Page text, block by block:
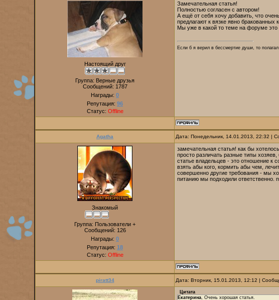
Настоящий друг
Группа: Верные друзья
Сообщений: 1787
Награды: 0
Репутация: 96
Статус: Offline
Замечательная статья!
Полностью согласен с автором!
А ещё от себя хочу добавить, что
предлагают к вязке явно бракованных
Мы уже в какой то теме на форуме это
Если б я верил в бессмертие души, то
Agatha Дата: Понедельник, 14.01.2013, 22:32 |
Знакомый
Группа: Пользователи +
Сообщений: 126
Награды: 0
Репутация: 18
Статус: Offline
замечательная статья! как бы
просто различать разные типы
статье владельцев - это отношение к
взять абы кого, кормить абы чем,
совершенно другие требования - мы
питанию мы подходили ответственно.
piratt34 Дата: Вторник, 15.01.2013, 12:12 |
Цитата
Екатерина, Очень хорошая статья.